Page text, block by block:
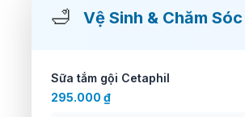
🛁 Vệ Sinh & Chăm Sóc
Sữa tắm gội Cetaphil
295.000 ₫